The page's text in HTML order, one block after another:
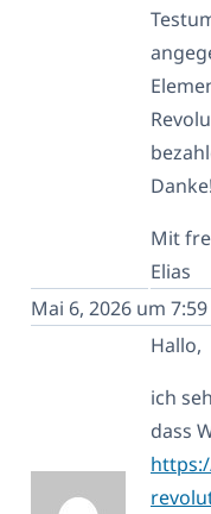
Danke!
Mit
Elias
Mai 6, 2026 um 7:59
Hallo,
ich
dass